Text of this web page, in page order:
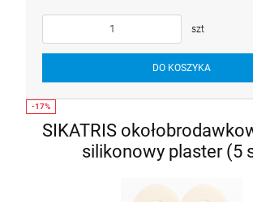
szt
DO KOSZYKA
SIKATRIS
silikonowy plaster (5